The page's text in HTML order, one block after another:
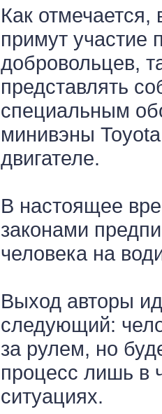
Как отмечается,
примут участие
добровольцев,
представлять
специальным
минивэны
двигателе.
В настоящее
законами
человека на
Выход авторы
следующий:
за рулем, но
процесс лишь в
ситуациях.